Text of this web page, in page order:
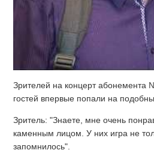
Зрителей на концерт абонемента
гостей впервые попали на
Зритель: "Знаете, мне очень
каменным лицом. У них игра не
запомнилось".